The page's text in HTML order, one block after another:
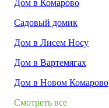
Дом в Комарово
Садовый домик
Дом в Лисем Носу
Дом в Вартемягах
Дом в Новом Комарово
Смотреть все